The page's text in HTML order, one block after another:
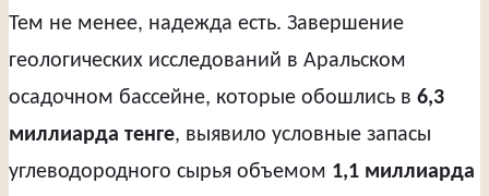
Тем не менее, надежда есть. Завершение
геологических исследований в Аральском
осадочном бассейне, которые обошлись в 6,3
миллиарда тенге, выявило условные запасы
углеводородного сырья объемом 1,1 миллиарда